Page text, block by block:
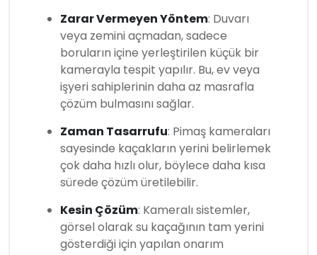
Zarar Vermeyen Yöntem: Duvarı
veya zemini açmadan, sadece
boruların içine yerleştirilen küçük bir
kamerayla tespit yapılır. Bu, ev veya
işyeri sahiplerinin daha az masrafla
çözüm bulmasını sağlar.
Zaman Tasarrufu: Pimaş kameraları
sayesinde kaçakların yerini belirlemek
çok daha hızlı olur, böylece daha kısa
sürede çözüm üretilebilir.
Kesin Çözüm: Kameralı sistemler,
görsel olarak su kaçağının tam yerini
gösterdiği için yapılan onarım